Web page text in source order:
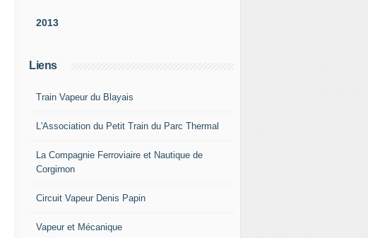
2013
Liens
Train Vapeur du Blayais
L'Association du Petit Train du Parc Thermal
La Compagnie Ferroviaire et Nautique de
Corgirnon
Circuit Vapeur Denis Papin
Vapeur et Mécanique